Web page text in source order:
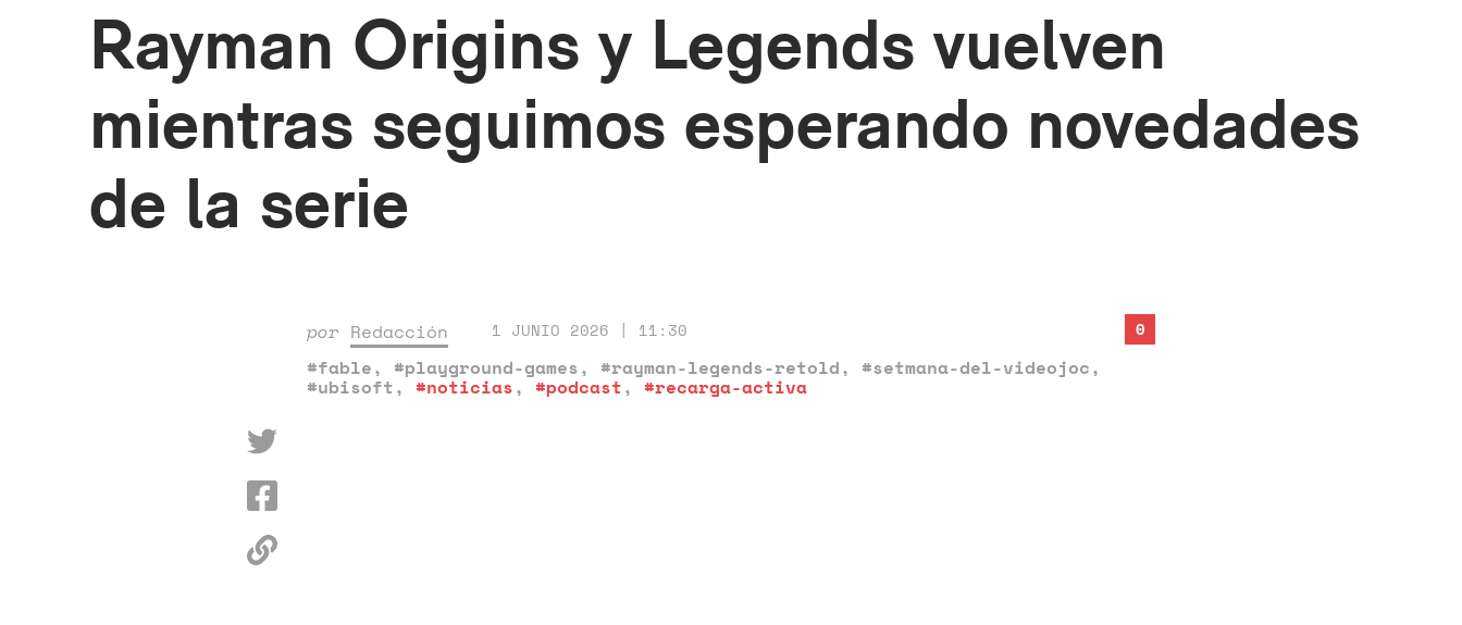
Rayman Origins y Legends vuelven
mientras seguimos esperando novedades
de la serie
por Redacción 1 JUNIO 2026 | 11:30
#fable, #playground-games, #rayman-legends-retold, #setmana-del-videojoc,
#ubisoft, #noticias, #podcast, #recarga-activa
0